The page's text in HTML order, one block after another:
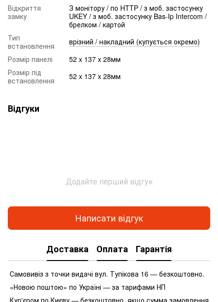
Відкриття
замку
З монітору / по HTTP / з моб. застосунку
UKEY / з моб. застосунку Bas-Ip Intercom /
брелком / картой
Тип
встановлення
врізний / накладний (купується окремо)
Розмір панелі
52 x 137 x 28мм
Розмір під
встановлення
52 x 137 x 28мм
Відгуки
Додайте перший відгук
Написати відгук
Доставка Оплата Гарантія
Самовивіз з точки видачі вул. Тупікова 16 — безкоштовно.
«Новою поштою» по Україні — за тарифами НП
Кур'єром по Києву — безкоштовно, якщо сумма замовлення